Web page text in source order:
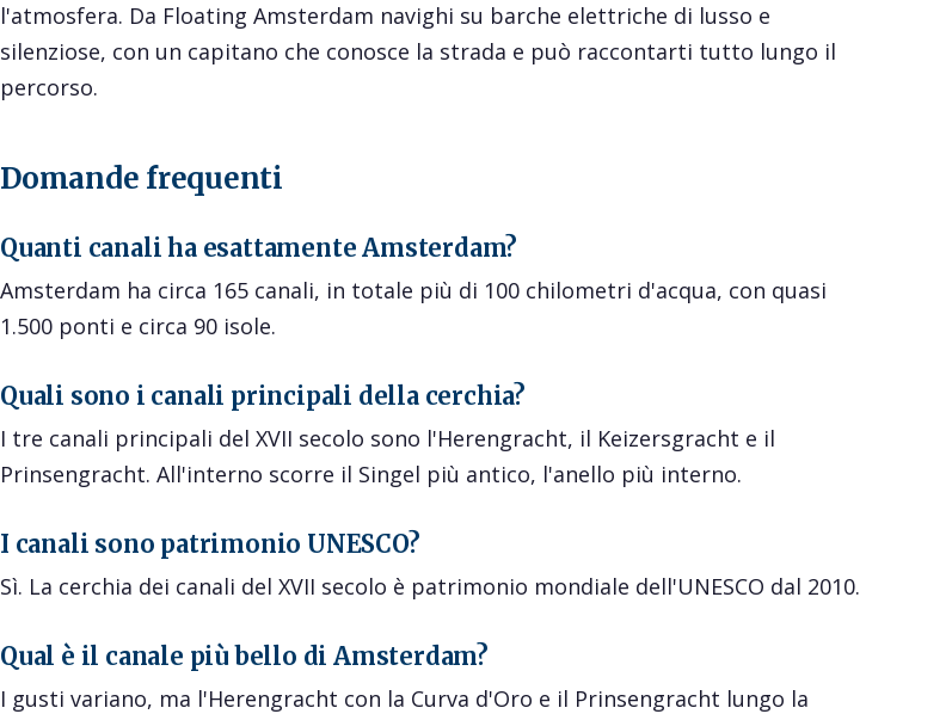
l'atmosfera. Da Floating Amsterdam navighi su barche elettriche di lusso e
silenziose, con un capitano che conosce la strada e può raccontarti tutto lungo il
percorso.
Domande frequenti
Quanti canali ha esattamente Amsterdam?
Amsterdam ha circa 165 canali, in totale più di 100 chilometri d'acqua, con quasi
1.500 ponti e circa 90 isole.
Quali sono i canali principali della cerchia?
I tre canali principali del XVII secolo sono l'Herengracht, il Keizersgracht e il
Prinsengracht. All'interno scorre il Singel più antico, l'anello più interno.
I canali sono patrimonio UNESCO?
Sì. La cerchia dei canali del XVII secolo è patrimonio mondiale dell'UNESCO dal 2010.
Qual è il canale più bello di Amsterdam?
I gusti variano, ma l'Herengracht con la Curva d'Oro e il Prinsengracht lungo la